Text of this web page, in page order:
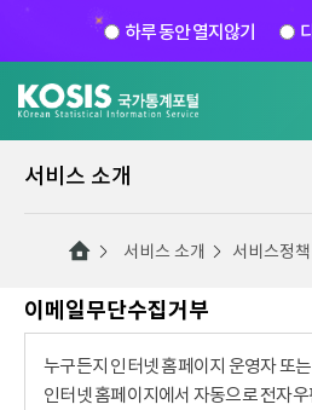
하루 동안 열지않기
서비스 소개
서비스 소개 서비스정책
이메일무단수집거부
누구든지 인터넷 홈페이지 운영자 또
인터넷 홈페이지에서 자동으로 전자